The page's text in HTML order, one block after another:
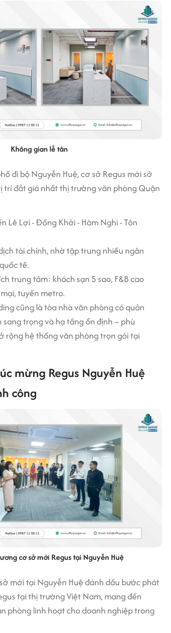
Không gian lễ tân
đi bộ Nguyễn Huệ, cơ sở Regus mới sở
trí đắt giá nhất thị trường văn phòng Quận
Lê Lợi - Đồng Khởi - Hàm Nghi - Tôn
tài chính, nhờ tập trung nhiều ngân
tế.
trung tâm: khách sạn 5 sao, F&B cao
tuyến metro.
cũng là tòa nhà văn phòng có quản
sang trọng và hạ tầng ổn định – phù
rộng hệ thống văn phòng trọn gói tại
mừng Regus Nguyễn Huệ
công
cơ sở mới Regus tại Nguyễn Huệ
mới tại Nguyễn Huệ đánh dấu bước phát
tại thị trường Việt Nam, mang đến
phòng linh hoạt cho doanh nghiệp trong